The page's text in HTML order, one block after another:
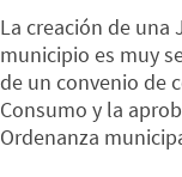
La creación de una
municipio es muy
de un convenio de
Consumo y la
Ordenanza